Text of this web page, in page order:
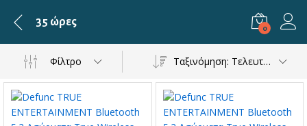
35 ώρες 0
Φίλτρο Ταξινόμηση: Τελευταία